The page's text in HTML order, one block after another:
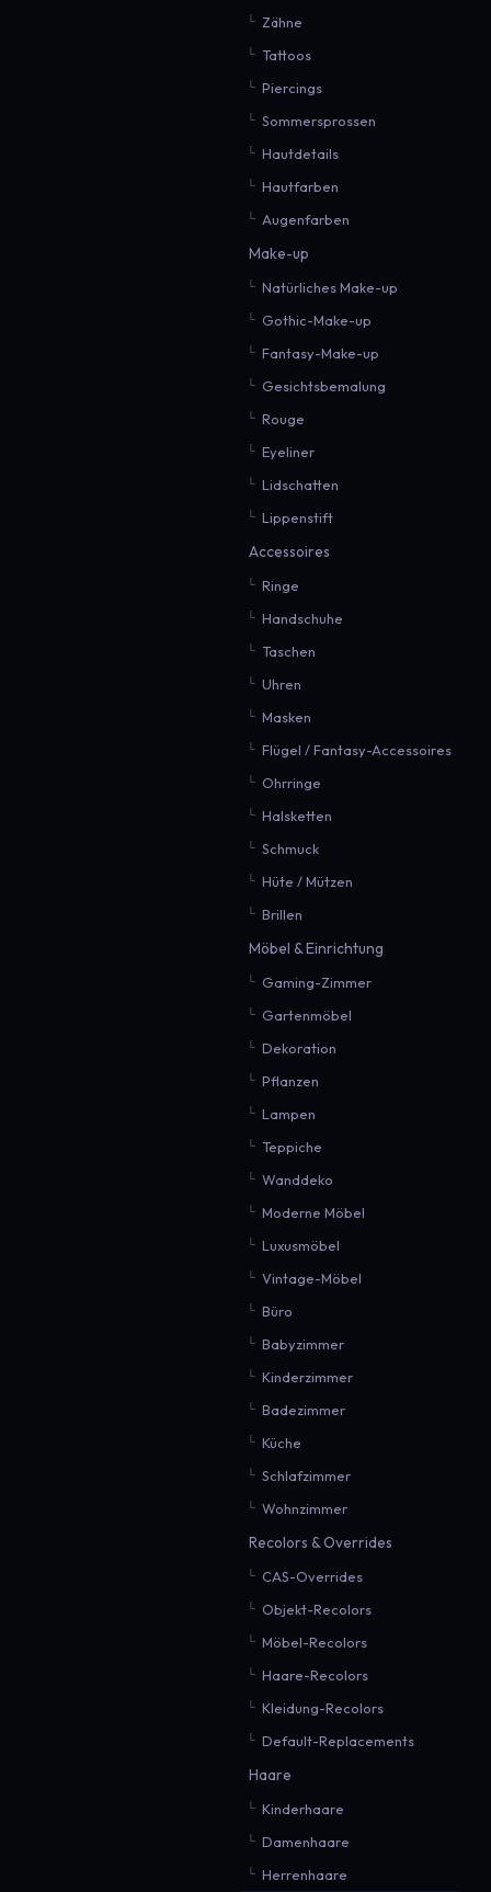
Zähne
Tattoos
Piercings
Sommersprossen
Hautdetails
Hautfarben
Augenfarben
Make-up
Natürliches Make-up
Gothic-Make-up
Fantasy-Make-up
Gesichtsbemalung
Rouge
Eyeliner
Lidschatten
Lippenstift
Accessoires
Ringe
Handschuhe
Taschen
Uhren
Masken
Flügel / Fantasy-Accessoires
Ohrringe
Halsketten
Schmuck
Hüte / Mützen
Brillen
Möbel & Einrichtung
Gaming-Zimmer
Gartenmöbel
Dekoration
Pflanzen
Lampen
Teppiche
Wanddeko
Moderne Möbel
Luxusmöbel
Vintage-Möbel
Büro
Babyzimmer
Kinderzimmer
Badezimmer
Küche
Schlafzimmer
Wohnzimmer
Recolors & Overrides
CAS-Overrides
Objekt-Recolors
Möbel-Recolors
Haare-Recolors
Kleidung-Recolors
Default-Replacements
Haare
Kinderhaare
Damenhaare
Herrenhaare